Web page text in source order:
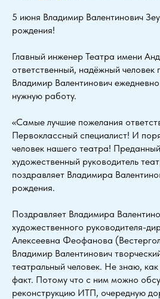
5 июня Владимир Валентинович
рождения!
Главный инженер Театра имени
ответственный, надёжный человек
Владимир Валентинович
нужную работу.
«Самые лучшие пожелания
Первоклассный специалист! И
человек нашего театра!
художественный руководитель
поздравляет Владимира
рождения.
Поздравляет Владимира
художественного руководителя-
Алексеевна Феофанова
Владимир Валентинович
театральный человек. Не знаю,
факт. Потому что с ним можно
реконструкцию ИТП, очередную